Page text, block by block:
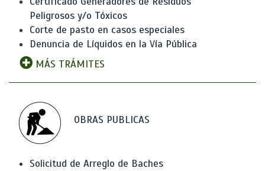
Peligrosos y/o Tóxicos
Corte de pasto en casos especiales
Denuncia de Líquidos en la Vía Pública
MÁS TRÁMITES
OBRAS PUBLICAS
Solicitud de Arreglo de Baches